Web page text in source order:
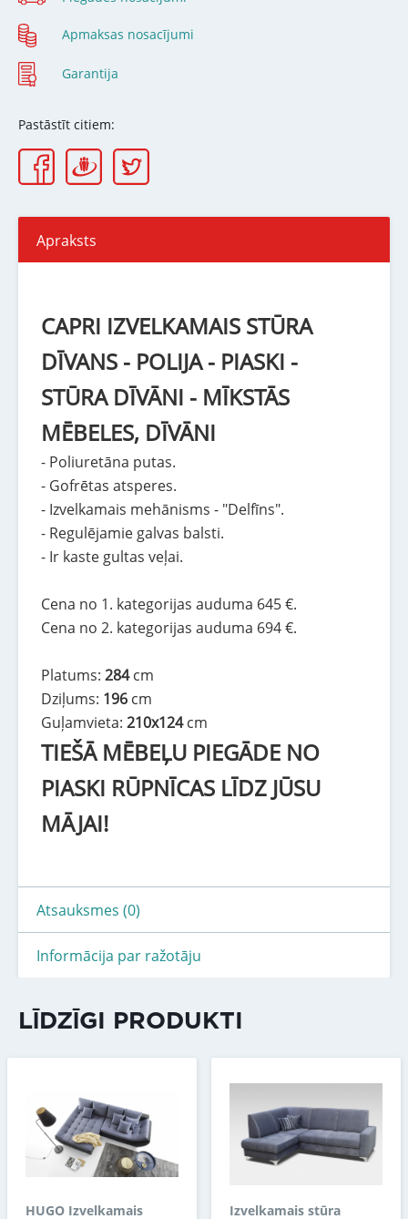
Apmaksas nosacījumi
Garantija
Pastāstīt citiem:
Apraksts
CAPRI IZVELKAMAIS STŪRA
DĪVANS - POLIJA - PIASKI -
STŪRA DĪVĀNI - MĪKSTĀS
MĒBELES, DĪVĀNI
- Poliuretāna putas.
- Gofrētas atsperes.
- Izvelkamais mehānisms - "Delfīns".
- Regulējamie galvas balsti.
- Ir kaste gultas veļai.
Cena no 1. kategorijas auduma 645 €.
Cena no 2. kategorijas auduma 694 €.
Platums: 284cm
Dziļums: 196 cm
Guļamvieta: 210x124cm
TIEŠĀ MĒBEĻU PIEGĀDE NO
PIASKI RŪPNĪCAS LĪDZ JŪSU
MĀJAI!
Atsauksmes (0)
Informācija par ražotāju
LĪDZĪGI PRODUKTI
HUGO Izvelkamais
Izvelkamais stūra